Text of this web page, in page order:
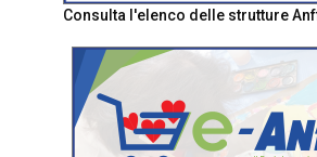
Consulta l'elenco delle strutture